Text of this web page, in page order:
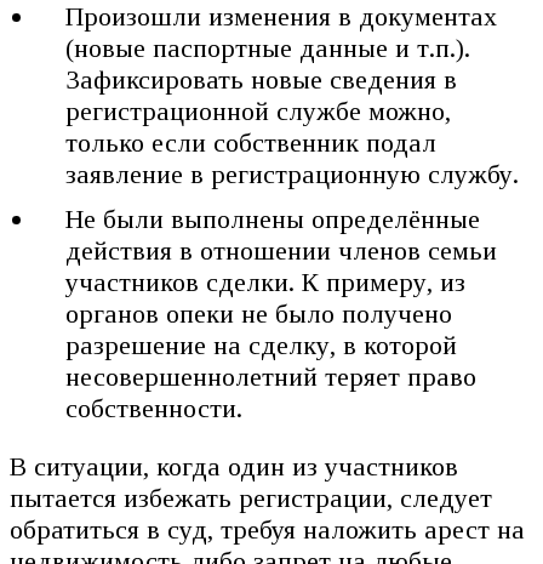
Произошли изменения в документах
(новые паспортные данные и т.п.).
Зафиксировать новые сведения в
регистрационной службе можно,
только если собственник подал
заявление в регистрационную службу.
Не были выполнены определённые
действия в отношении членов семьи
участников сделки. К примеру, из
органов опеки не было получено
разрешение на сделку, в которой
несовершеннолетний теряет право
собственности.
В ситуации, когда один из участников
пытается избежать регистрации, следует
обратиться в суд, требуя наложить арест на